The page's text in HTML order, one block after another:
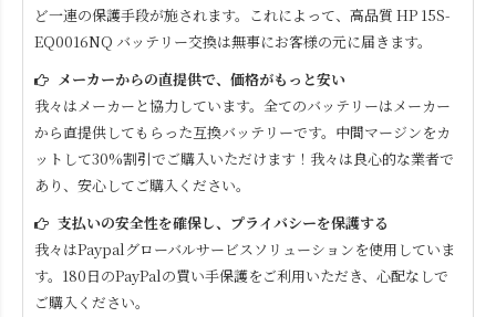
ど一連の保護手段が施されます。これによって、高品質 HP 15S-
EQ0016NQ バッテリー交換は無事にお客様の元に届きます。
メーカーからの直提供で、価格がもっと安い
我々はメーカーと協力しています。全てのバッテリーはメーカー
から直提供してもらった互換バッテリーです。中間マージンをカ
ットして30%割引でご購入いただけます！我々は良心的な業者で
あり、安心してご購入ください。
支払いの安全性を確保し、プライバシーを保護する
我々はPaypalグローバルサービスソリューションを使用していま
す。180日のPayPalの買い手保護をご利用いただき、心配なしで
ご購入ください。